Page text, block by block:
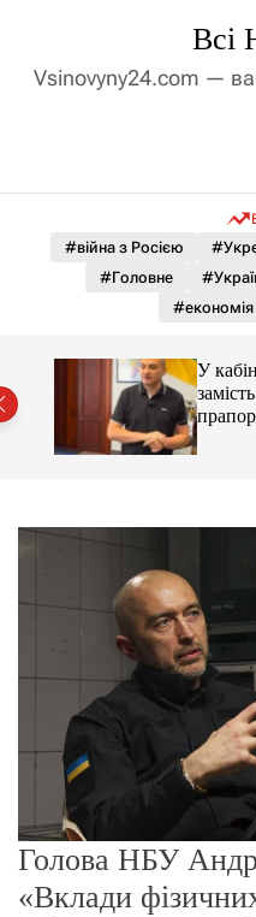
д
у
Всі
Vsinovyny24.com —
#війна з Росією
#Головне
#економія
У
Голова НБУ
«Вклади